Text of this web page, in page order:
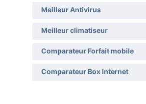
Meilleur Antivirus
Meilleur climatiseur
Comparateur Forfait mobile
Comparateur Box Internet